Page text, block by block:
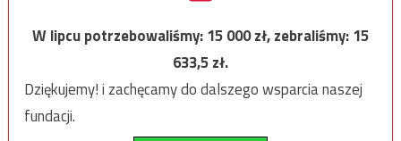
W lipcu potrzebowaliśmy:15 000zł, zebraliśmy:15
633,5zł.
Dziękujemy! i zachęcamy do dalszego wsparcia naszej
fundacji.